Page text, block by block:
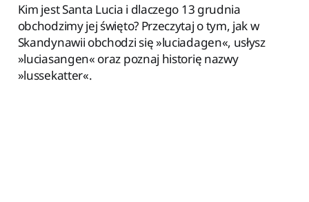
Kim jest Santa Lucia i dlaczego 13 grudnia
obchodzimy jej święto? Przeczytaj o tym, jak w
Skandynawii obchodzi się »luciadagen«, usłysz
»luciasangen« oraz poznaj historię nazwy
»lussekatter«.